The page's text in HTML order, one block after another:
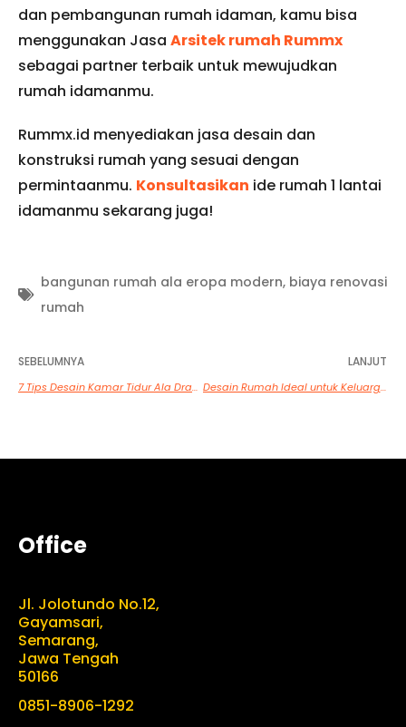
dan pembangunan rumah idaman, kamu bisa
menggunakan Jasa Arsitek rumah Rummx
sebagai partner terbaik untuk mewujudkan
rumah idamanmu.
Rummx.id menyediakan jasa desain dan
konstruksi rumah yang sesuai dengan
permintaanmu. Konsultasikan ide rumah 1 lantai
idamanmu sekarang juga!
bangunan rumah ala eropa modern, biaya renovasi
rumah
SEBELUMNYA
7 Tips Desain Kamar Tidur Ala Drama Korea
LANJUT
Desain Rumah Ideal untuk Keluarga Muda: Tips dan Inspirasi
Office
Jl. Jolotundo No.12,
Gayamsari,
Semarang,
Jawa Tengah
50166
0851-8906-1292